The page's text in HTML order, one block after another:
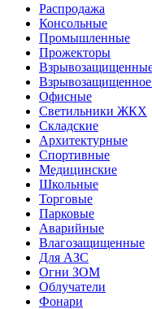
Распродажа
Консольные
Промышленные
Прожекторы
Взрывозащищенное
Офисные
Cветильники ЖКХ
Складские
Архитектурные
Спортивные
Медицинские
Школьные
Торговые
Парковые
Аварийные
Влагозащищенные
Для АЗС
Огни ЗОМ
Облучатели
Фонари